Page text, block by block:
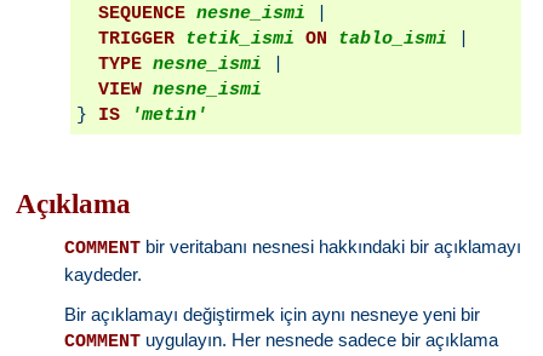
SEQUENCE nesne_ismi
TRIGGER tetik_ismi ON tablo_ismi
TYPE nesne_ismi
VIEW nesne_ismi
} IS 'metin'
Açıklama
COMMENT bir veritabanı nesnesi hakkındaki bir açıklamayı
kaydeder.
Bir açıklamayı değiştirmek için aynı nesneye yeni bir
COMMENT uygulayın. Her nesnede sadece bir açıklama